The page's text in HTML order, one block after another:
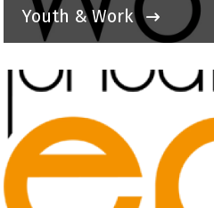
Youth & Work